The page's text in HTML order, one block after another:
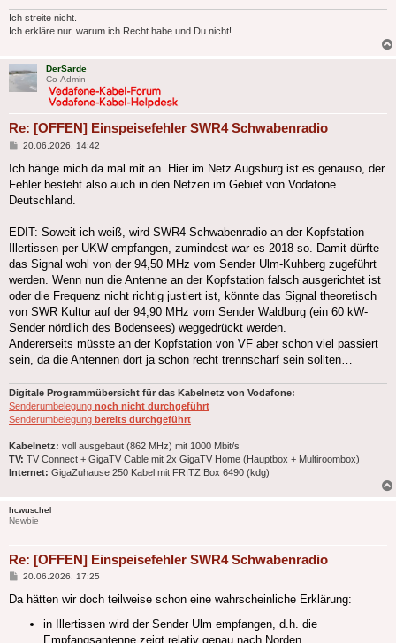
Ich streite nicht.
Ich erkläre nur, warum ich Recht habe und Du nicht!
DerSarde
Co-Admin
Re: [OFFEN] Einspeisefehler SWR4 Schwabenradio
Beitrag
20.06.2026, 14:42
Ich hänge mich da mal mit an. Hier im Netz Augsburg ist es genauso, der
Fehler besteht also auch in den Netzen im Gebiet von Vodafone
Deutschland.
EDIT: Soweit ich weiß, wird SWR4 Schwabenradio an der Kopfstation
Illertissen per UKW empfangen, zumindest war es 2018 so. Damit dürfte
das Signal wohl von der 94,50 MHz vom Sender Ulm-Kuhberg zugeführt
werden. Wenn nun die Antenne an der Kopfstation falsch ausgerichtet ist
oder die Frequenz nicht richtig justiert ist, könnte das Signal theoretisch
von SWR Kultur auf der 94,90 MHz vom Sender Waldburg (ein 60 kW-
Sender nördlich des Bodensees) weggedrückt werden.
Andererseits müsste an der Kopfstation von VF aber schon viel passiert
sein, da die Antennen dort ja schon recht trennscharf sein sollten…
Digitale Programmübersicht für das Kabelnetz von Vodafone:
Senderumbelegung noch nicht durchgeführt
Senderumbelegung bereits durchgeführt
Kabelnetz: voll ausgebaut (862 MHz) mit 1000 Mbit/s
TV: TV Connect + GigaTV Cable mit 2x GigaTV Home (Hauptbox + Multiroombox)
Internet: GigaZuhause 250 Kabel mit FRITZ!Box 6490 (kdg)
hcwuschel
Newbie
Re: [OFFEN] Einspeisefehler SWR4 Schwabenradio
Beitrag
20.06.2026, 17:25
Da hätten wir doch teilweise schon eine wahrscheinliche Erklärung:
in Illertissen wird der Sender Ulm empfangen, d.h. die
Empfangsantenne zeigt relativ genau nach Norden